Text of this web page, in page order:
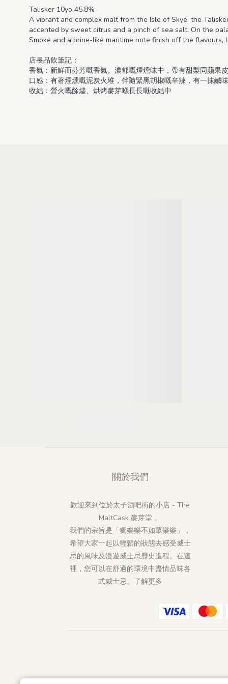
Talisker 10yo 45.8%
A vibrant and complex malt from the Isle of Skye, the
accented by sweet citrus and a pinch of sea salt. On the
Smoke and a brine-like maritime note finish off the flavours,
店長品飲筆記：
香氣：新鮮而芬芳嘅香氣。濃郁嘅煙燻味中，帶有甜梨同蘋果
口感：有著煙燻嘅泥炭火堆，伴隨緊黑胡椒嘅辛辣，有一抹鹹
收結：營火嘅餘燼、烘烤麥芽喺長長嘅收結中
關於我們
歡迎來到位於太子酒吧街的小店 - The
MaltCask 麥芽堂 。
我們的宗旨是「獨樂樂不如眾樂樂」，
希望大家一起以輕鬆的狀態去感受威士
忌的風味及漫遊威士忌歷史進程。在這
裡，您可以在舒適的環境中盡情品味各
式威士忌。 了解更多